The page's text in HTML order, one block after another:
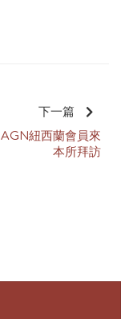
下一篇
AGN紐西蘭會員來
本所拜訪